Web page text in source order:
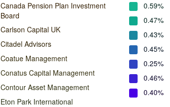
Canada Pension Plan Investment
Board
Carlson Capital UK
Citadel Advisors
Coatue Management
Conatus Capital Management
Contour Asset Management
Eton Park International
0.59%
0.47%
0.43%
0.45%
0.25%
0.46%
0.40%